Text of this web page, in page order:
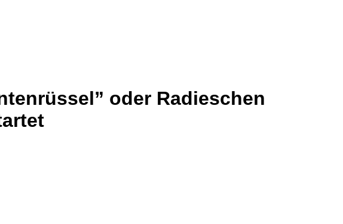
oder Radieschen